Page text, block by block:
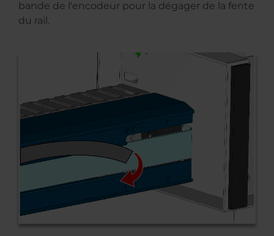
bande de l'encodeur pour la dégager de la fente
du rail.